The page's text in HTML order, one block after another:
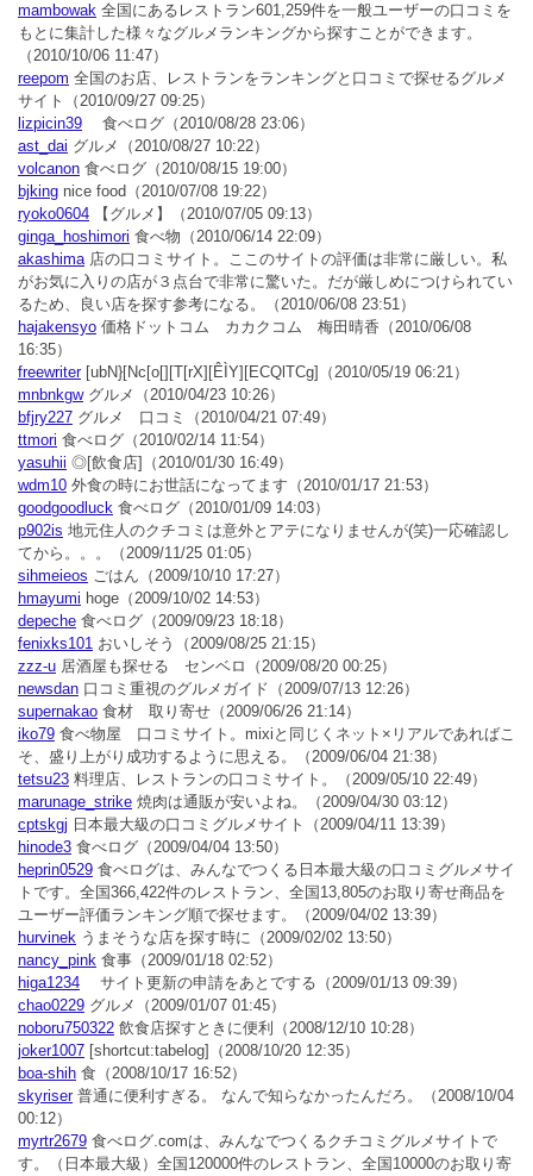
mambowak 全国にあるレストラン601,259件を一般ユーザーの口コミを
もとに集計した様々なグルメランキングから探すことができます。
（2010/10/06 11:47）
reepom 全国のお店、レストランをランキングと口コミで探せるグルメ
サイト
（2010/09/27 09:25）
lizpicin39 食べログ （2010/08/28 23:06）
ast_dai グルメ
（2010/08/27 10:22）
volcanon 食べログ （2010/08/15 19:00）
bjking nice food （2010/07/08 19:22）
ryoko0604 【グルメ】
（2010/07/05 09:13）
ginga_hoshimori 食べ物 （2010/06/14 22:09）
akashima店の口コミサイト。ここのサイトの評価は非常に厳しい。私
がお気に入りの店が３点台で非常に驚いた。だが厳しめにつけられてい
るため、良い店を探す参考になる。
（2010/06/08 23:51）
hajakensyo 価格ドットコム カカクコム 梅田晴香 （2010/06/08
16:35）
freewriter[ubN}[Nc[o[][T[rX][ÊÌY][ECQlTCg]
（2010/05/19 06:21）
mnbnkgwグルメ
（2010/04/23 10:26）
bfjry227 グルメ 口コミ
（2010/04/21 07:49）
ttmori 食べログ （2010/02/14 11:54）
yasuhii ◎[飲食店]
（2010/01/30 16:49）
wdm10 外食の時にお世話になってます （2010/01/17 21:53）
goodgoodluck 食べログ （2010/01/09 14:03）
p902is 地元住人のクチコミは意外とアテになりませんが(笑)一応確認し
てから。。。
（2009/11/25 01:05）
sihmeieos ごはん （2009/10/10 17:27）
hmayumi hoge （2009/10/02 14:53）
depeche 食べログ （2009/09/23 18:18）
fenixks101 おいしそう
（2009/08/25 21:15）
zzz-u 居酒屋も探せる センベロ
（2009/08/20 00:25）
newsdan 口コミ重視のグルメガイド （2009/07/13 12:26）
supernakao 食材 取り寄せ （2009/06/26 21:14）
iko79 食べ物屋 口コミサイト。mixiと同じくネット×リアルであればこ
そ、盛り上がり成功するように思える。
（2009/06/04 21:38）
tetsu23 料理店、レストランの口コミサイト。
（2009/05/10 22:49）
marunage_strike 焼肉は通販が安いよね。
（2009/04/30 03:12）
cptskgj 日本最大級の口コミグルメサイト
（2009/04/11 13:39）
hinode3 食べログ （2009/04/04 13:50）
heprin0529 食べログは、みんなでつくる日本最大級の口コミグルメサイ
トです。全国366,422件のレストラン、全国13,805のお取り寄せ商品を
ユーザー評価ランキング順で探せます。
（2009/04/02 13:39）
hurvinek うまそうな店を探す時に （2009/02/02 13:50）
nancy_pink 食事 （2009/01/18 02:52）
higa1234 サイト更新の申請をあとでする （2009/01/13 09:39）
chao0229 グルメ
（2009/01/07 01:45）
noboru750322 飲食店探すときに便利
（2008/12/10 10:28）
joker1007 [shortcut:tabelog]
（2008/10/20 12:35）
boa-shih 食 （2008/10/17 16:52）
skyriser普通に便利すぎる。 なんで知らなかったんだろ。
（2008/10/04
00:12）
myrtr2679 食べログ.comは、みんなでつくるクチコミグルメサイトで
す。（日本最大級）全国120000件のレストラン、全国10000のお取り寄